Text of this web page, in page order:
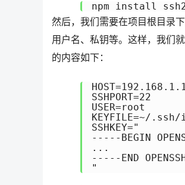
npm install
然后，我们需要在项目根目录
用户名、私钥等。这样，我们
的内容如下：
SSHPORT=22
USER=root
KEYFILE=~/
SSHKEY="
-----BEGIN
...
-----END
"